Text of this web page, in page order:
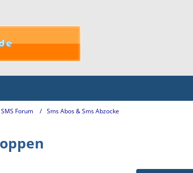
SMS Forum Sms Abos & Sms Abzocke